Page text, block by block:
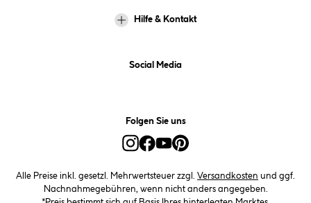
Hilfe & Kontakt
Social Media
Folgen Sie uns
Alle Preise inkl. gesetzl. Mehrwertsteuer zzgl. Versandkosten und ggf.
Nachnahmegebühren, wenn nicht anders angegeben.